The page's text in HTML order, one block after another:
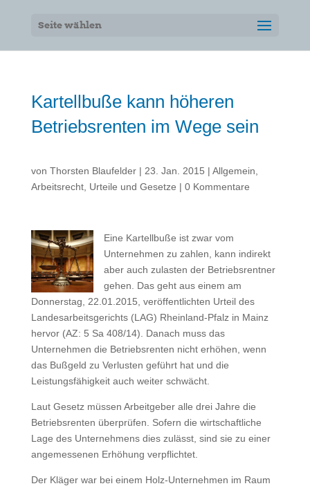
Seite wählen
Kartellbuße kann höheren
Betriebsrenten im Wege sein
von Thorsten Blaufelder| 23. Jan. 2015 | Allgemein
Arbeitsrecht, Urteile und Gesetze | 0 Kommentare
Eine Kartellbuße ist zwar vom
Unternehmen zu zahlen, kann indirekt
aber auch zulasten der Betriebsrentner
gehen. Das geht aus einem am
Donnerstag, 22.01.2015, veröffentlichten Urteil des
Landesarbeitsgerichts (LAG) Rheinland-Pfalz in Mainz
hervor (AZ: 5 Sa 408/14). Danach muss das
Unternehmen die Betriebsrenten nicht erhöhen, wenn
das Bußgeld zu Verlusten geführt hat und die
Leistungsfähigkeit auch weiter schwächt.
Laut Gesetz müssen Arbeitgeber alle drei Jahre die
Betriebsrenten überprüfen. Sofern die wirtschaftliche
Lage des Unternehmens dies zulässt, sind sie zu einer
angemessenen Erhöhung verpflichtet.
Der Kläger war bei einem Holz-Unternehmen im Raum